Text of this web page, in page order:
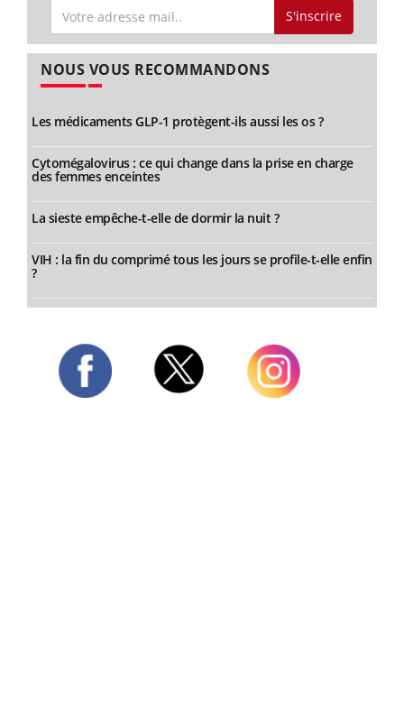
S'inscrire
NOUS VOUS RECOMMANDONS
Les médicaments GLP-1 protègent-ils aussi les os ?
Cytomégalovirus : ce qui change dans la prise en charge
des femmes enceintes
La sieste empêche-t-elle de dormir la nuit ?
VIH : la fin du comprimé tous les jours se profile-t-elle enfin
?